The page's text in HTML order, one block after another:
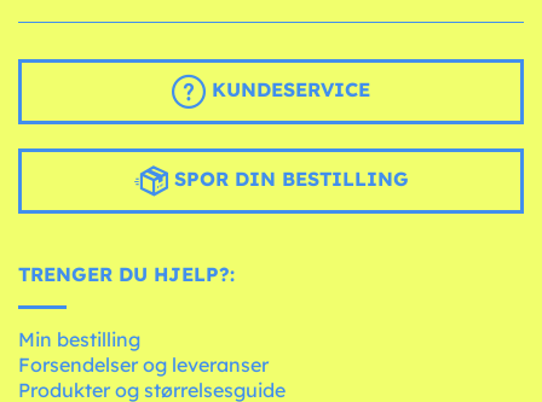
KUNDESERVICE
SPOR DIN BESTILLING
TRENGER DU HJELP?:
Min bestilling
Forsendelser og leveranser
Produkter og størrelsesguide